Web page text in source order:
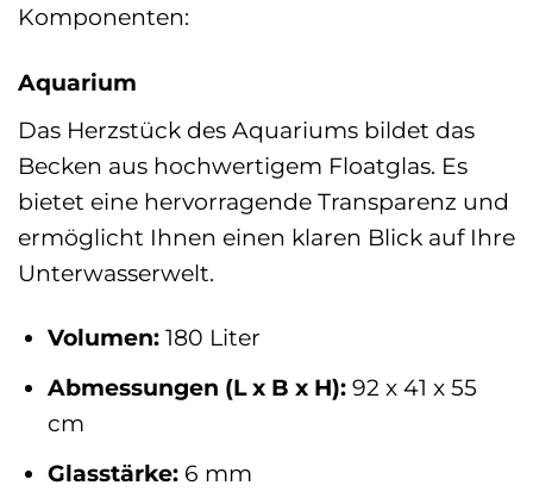
Komponenten:
Aquarium
Das Herzstück des Aquariums bildet das
Becken aus hochwertigem Floatglas. Es
bietet eine hervorragende Transparenz und
ermöglicht Ihnen einen klaren Blick auf Ihre
Unterwasserwelt.
Volumen:180 Liter
Abmessungen (L x B x H):92 x 41 x 55
cm
Glasstärke:6 mm